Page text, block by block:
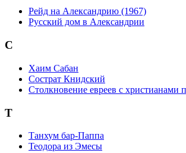
Рейд на Александрию (1967)
Русский дом в Александрии
С
Хаим Сабан
Сострат Книдский
Столкновение евреев с
Т
Танхум бар-Паппа
Теодора из Эмесы